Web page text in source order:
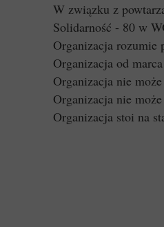
W związku z
Solidarność - 80 w
Organizacja rozumie
Organizacja od
Organizacja nie
Organizacja nie
Organizacja stoi na